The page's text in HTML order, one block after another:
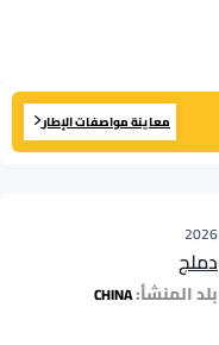
معاينة مواصفات الإطار
2026
دملج
بلد المنشأ:CHINA